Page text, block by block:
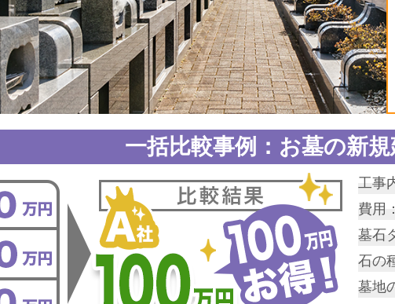
一括比較事例：お墓の新
工事
費用：
墓石
石の
墓地